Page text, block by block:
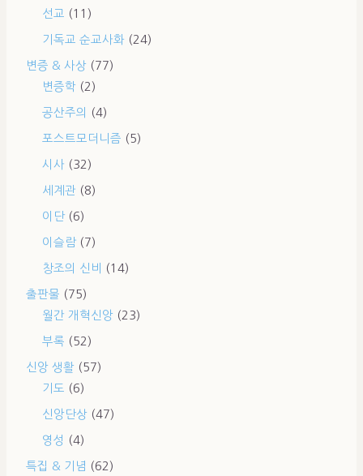
선교 (11)
기독교 순교사화 (24)
변증 & 사상 (77)
변증학 (2)
공산주의 (4)
포스트모더니즘 (5)
시사 (32)
세계관 (8)
이단 (6)
이슬람 (7)
창조의 신비 (14)
출판물 (75)
월간 개혁신앙 (23)
부록 (52)
신앙 생활 (57)
기도 (6)
신앙단상 (47)
영성 (4)
특집 & 기념 (62)